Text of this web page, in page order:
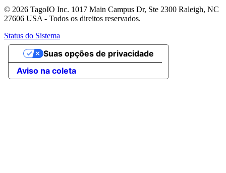
© 2026 TagoIO Inc. 1017 Main Campus Dr, Ste 2300 Raleigh, NC
27606 USA - Todos os direitos reservados.
Status do Sistema
Aviso na coleta
Suas opções de privacidade